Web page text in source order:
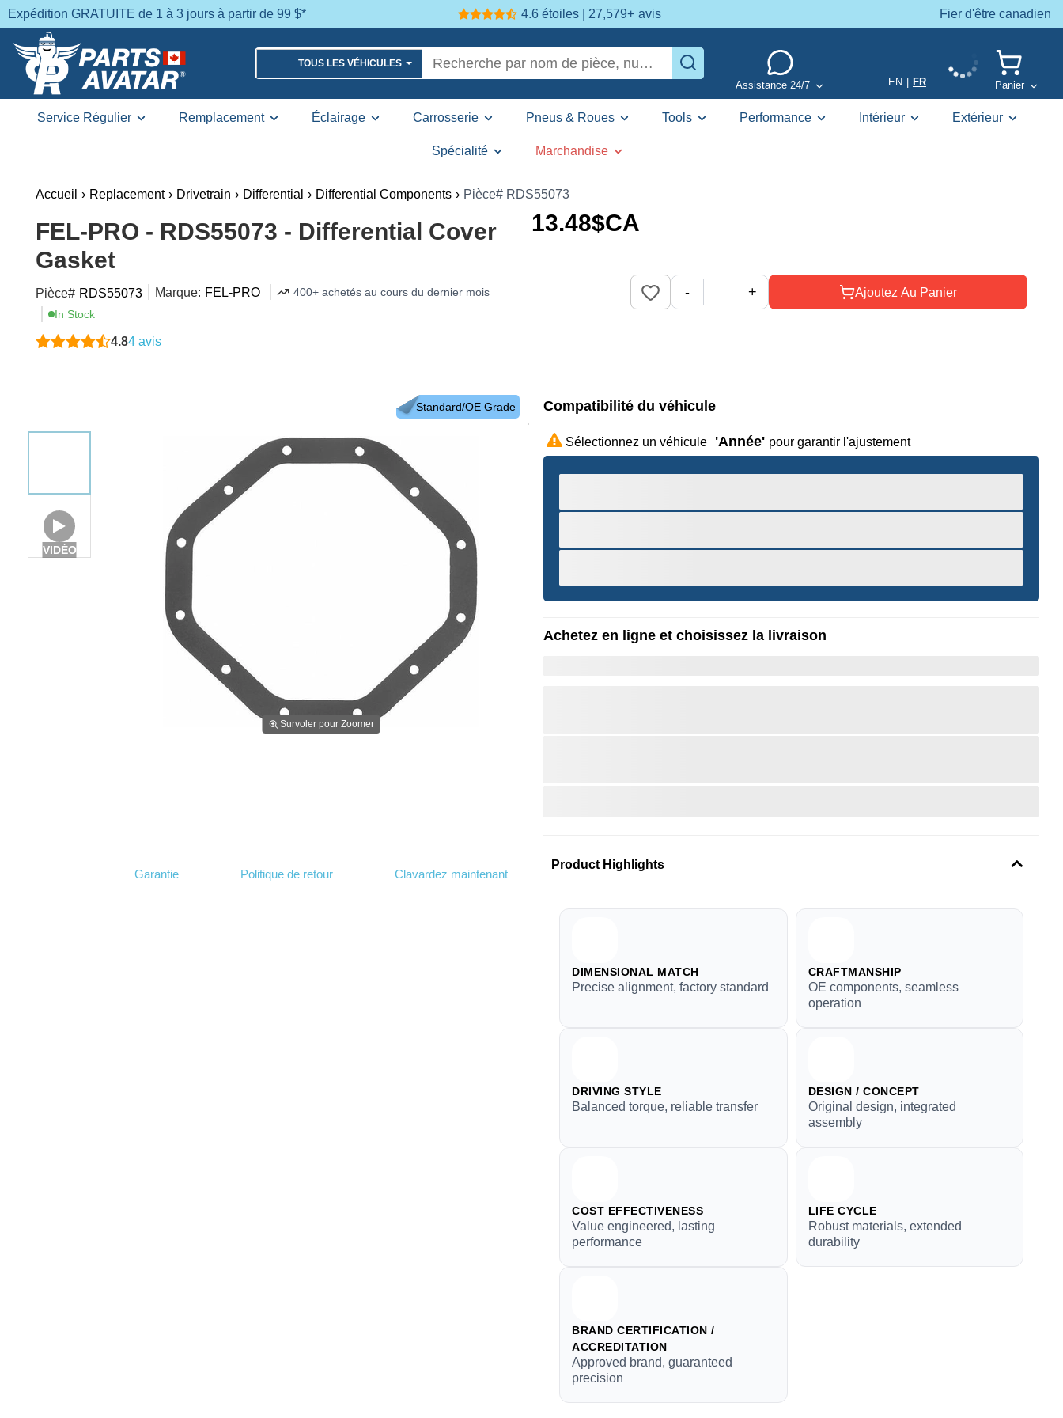
Expédition GRATUITE de 1 à 3 jours à partir de 99 $* 4.6 étoiles | 27,579+ avis Fier d'être canadien
TOUS LES VÉHICULES
Assistance 24/7 EN FR Panier
Service Régulier Remplacement Éclairage Carrosserie Pneus & Roues Tools Performance Intérieur Extérieur
Spécialité Marchandise
Accueil › Replacement › Drivetrain › Differential › Differential Components › Pièce# RDS55073
FEL-PRO - RDS55073 - Differential Cover
Gasket
Pièce# RDS55073 Marque: FEL-PRO
400+ achetés au cours du dernier mois
In Stock
4.84 avis
13.48$CA
Ajoutez Au Panier
- +
Standard/OE Grade
Survoler pour Zoomer
Garantie Politique de retour Clavardez maintenant
VIDÉO
Compatibilité du véhicule
Sélectionnez un véhicule 'Année' pour garantir l'ajustement
Achetez en ligne et choisissez la livraison
Product Highlights
DIMENSIONAL MATCH
Precise alignment, factory standard
CRAFTMANSHIP
OE components, seamless
operation
DRIVING STYLE
Balanced torque, reliable transfer
DESIGN / CONCEPT
Original design, integrated
assembly
COST EFFECTIVENESS
Value engineered, lasting
performance
LIFE CYCLE
Robust materials, extended
durability
BRAND CERTIFICATION /
ACCREDITATION
Approved brand, guaranteed
precision